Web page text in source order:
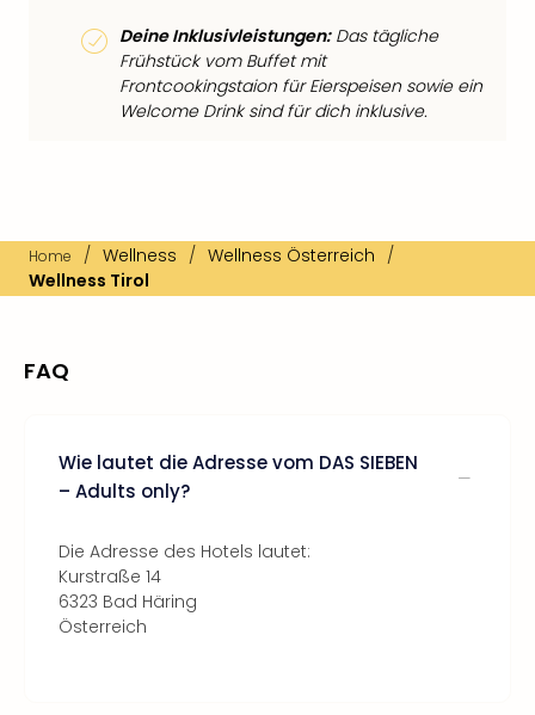
Deine Inklusivleistungen:Das tägliche
Frühstück vom Buffet mit
Frontcookingstaion für Eierspeisen sowie ein
Welcome Drink sind für dich inklusive.
Home / Wellness / Wellness Österreich /
Wellness Tirol
FAQ
Wie lautet die Adresse vom DAS SIEBEN
– Adults only?
Die Adresse des Hotels lautet:
Kurstraße 14
6323 Bad Häring
Österreich